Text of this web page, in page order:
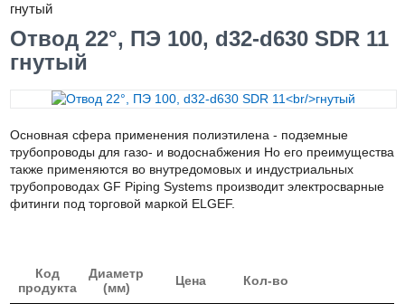
гнутый
Отвод 22°, ПЭ 100, d32-d630 SDR 11
гнутый
Основная сфера применения полиэтилена - подземные
трубопроводы для газо- и водоснабжения Но его преимущества
также применяются во внутредомовых и индустриальных
трубопроводах GF Piping Systems производит электросварные
фитинги под торговой маркой ELGEF.
Код
продукта
Диаметр
(мм)
Цена Кол-во